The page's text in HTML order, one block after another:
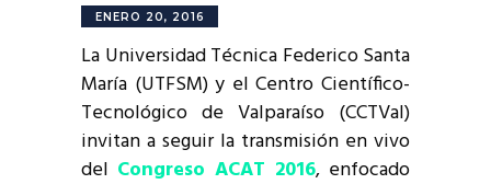
ENERO 20, 2016
La Universidad Técnica Federico Santa
María (UTFSM) y el Centro Científico-
Tecnológico de Valparaíso (CCTVal)
invitan a seguir la transmisión en vivo
del Congreso ACAT 2016, enfocado